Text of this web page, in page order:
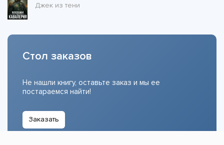
Джек из тени
Стол заказов
Не нашли книгу, оставьте заказ и мы ее
постараемся найти!
Заказать